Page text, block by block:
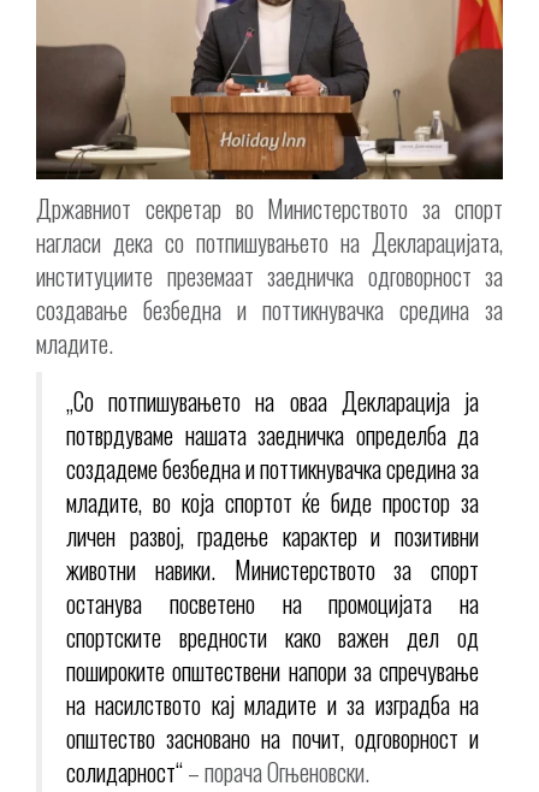
Државниот секретар во Министерството за спорт
нагласи дека со потпишувањето на Декларацијата,
институциите преземаат заедничка одговорност за
создавање безбедна и поттикнувачка средина за
младите.
„Со потпишувањето на оваа Декларација ја
потврдуваме нашата заедничка определба да
создадеме безбедна и поттикнувачка средина за
младите, во која спортот ќе биде простор за
личен развој, градење карактер и позитивни
животни навики. Министерството за спорт
останува посветено на промоцијата на
спортските вредности како важен дел од
пошироките општествени напори за спречување
на насилството кај младите и за изградба на
општество засновано на почит, одговорност и
солидарност“– порача Огњеновски.